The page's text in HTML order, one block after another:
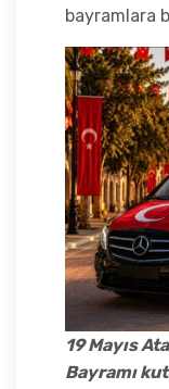
bayramlara
19 Mayıs
Bayramı